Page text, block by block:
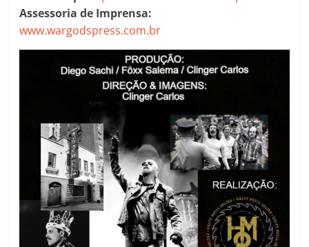
Assessoria de Imprensa:
www.wargodspress.com.br